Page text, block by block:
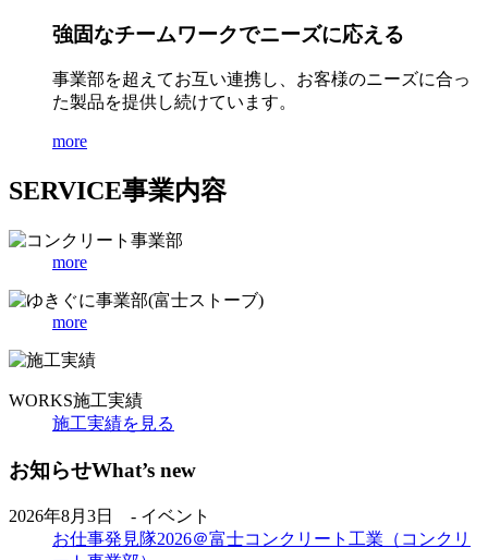
強固なチームワークでニーズに応える
事業部を超えてお互い連携し、お客様のニーズに合っ
た製品を提供し続けています。
more
SERVICE事業内容
more
more
WORKS施工実績
施工実績を見る
お知らせWhat’s new
2026年8月3日 - イベント
お仕事発見隊2026＠富士コンクリート工業（コンクリ